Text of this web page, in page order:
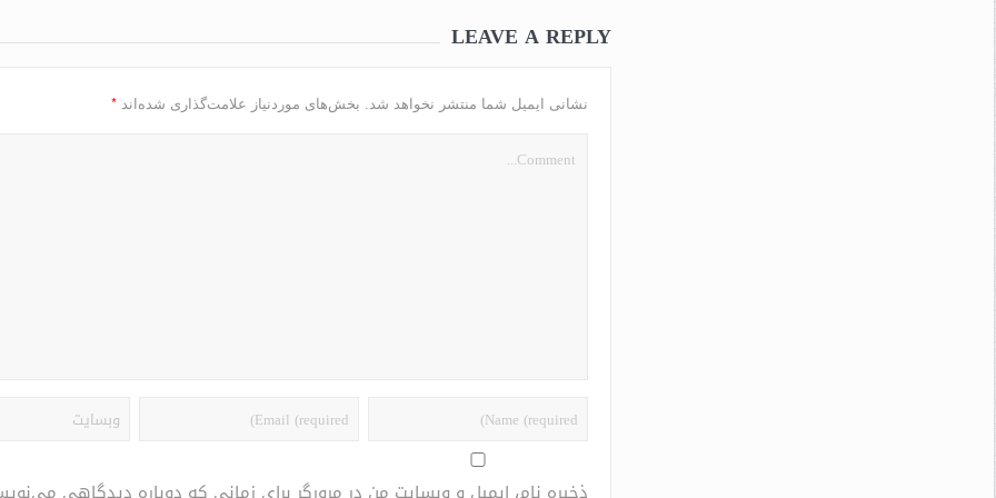
LEAVE A REPLY
نشانی ایمیل شما منتشر نخواهد شد. بخش‌های موردنیاز علامت‌گذاری شده‌اند *